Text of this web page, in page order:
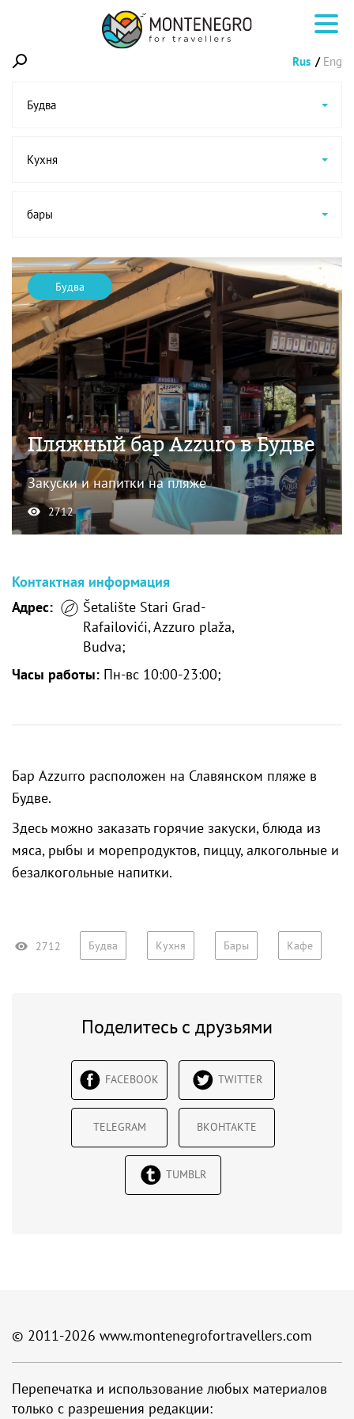
Rus Eng
Будва
Кухня
бары
Будва
Пляжный бар Azzuro в Будве
Закуски и напитки на пляже
2712
Контактная информация
Адрес:
Šetalište Stari Grad-
Rafailovići, Azzuro plaža,
Budva;
Часы работы: Пн-вс 10:00-23:00;
Бар Azzurro расположен на Славянском пляже в
Будве.
Здесь можно заказать горячие закуски, блюда из
мяса, рыбы и морепродуктов, пиццу, алкогольные и
безалкогольные напитки.
2712 Будва Кухня Бары Кафе
Поделитесь с друзьями
FACEBOOK TWITTER
TELEGRAM ВКОНТАКТЕ
TUMBLR
© 2011-2026 www.montenegrofortravellers.com
Перепечатка и использование любых материалов
только с разрешения редакции: